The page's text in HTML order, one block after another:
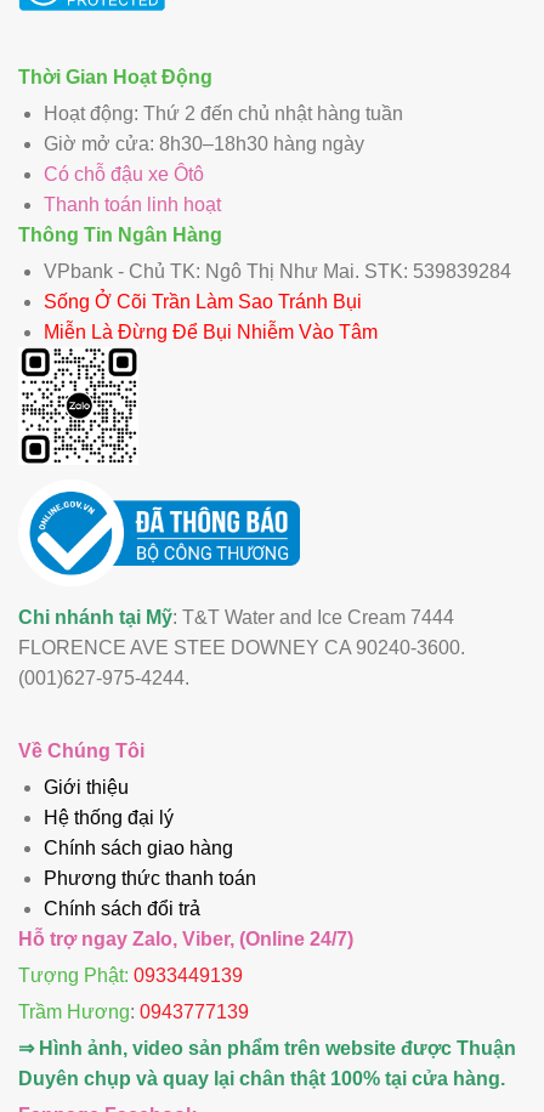
Thời Gian Hoạt Động
Hoạt động: Thứ 2 đến chủ nhật hàng tuần
Giờ mở cửa: 8h30–18h30 hàng ngày
Có chỗ đậu xe Ôtô
Thanh toán linh hoạt
Thông Tin Ngân Hàng
VPbank - Chủ TK: Ngô Thị Như Mai. STK: 539839284
Sống Ở Cõi Trần Làm Sao Tránh Bụi
Miễn Là Đừng Để Bụi Nhiễm Vào Tâm
Chi nhánh tại Mỹ: T&T Water and Ice Cream 7444
FLORENCE AVE STEE DOWNEY CA 90240-3600.
(001)627-975-4244.
Về Chúng Tôi
Giới thiệu
Hệ thống đại lý
Chính sách giao hàng
Phương thức thanh toán
Chính sách đổi trả
Hỗ trợ ngay Zalo, Viber, (Online 24/7)
Tượng Phật: 0933449139
Trầm Hương: 0943777139
⇒ Hình ảnh, video sản phẩm trên website được Thuận
Duyên chụp và quay lại chân thật 100% tại cửa hàng.